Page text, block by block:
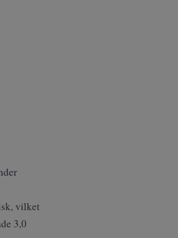
vilket
3,0